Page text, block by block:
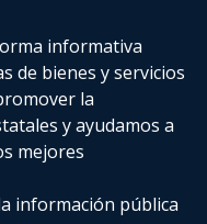
informativa
de bienes y servicios
la
y ayudamos a
mejores
información pública